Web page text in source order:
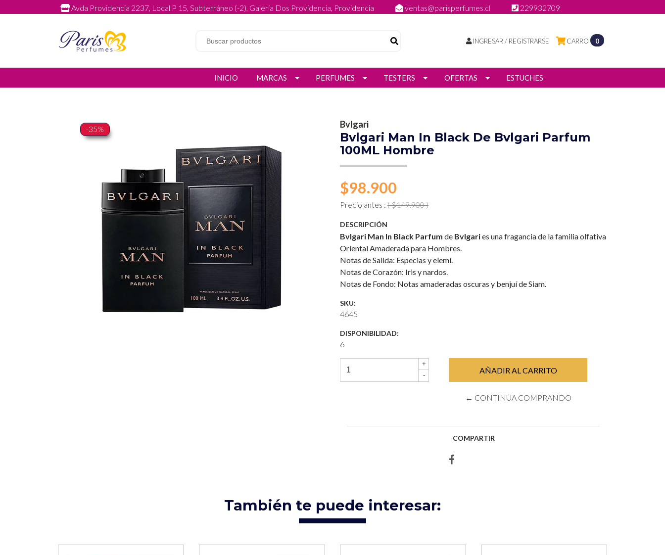
Avda Providencia 2237, Local P 15, Subterráneo (-2), Galeria Dos Providencia, Providencia ventas@parisperfumes.cl 229932709
CARRO 0
INGRESAR / REGISTRARSE
INICIO MARCAS PERFUMES TESTERS OFERTAS ESTUCHES
-35% Bvlgari
Bvlgari Man In Black De Bvlgari Parfum
100ML Hombre
$98.900
Precio antes : ( $149.900 )
DESCRIPCIÓN
Bvlgari Man In Black Parfum de Bvlgaries una fragancia de la familia olfativa
Oriental Amaderada para Hombres.
Notas de Salida: Especias y elemí.
Notas de Corazón: Iris y nardos.
Notas de Fondo: Notas amaderadas oscuras y benjuí de Siam.
SKU:
4645
DISPONIBILIDAD:
6
+
-
← CONTINÚA COMPRANDO
COMPARTIR
También te puede interesar: